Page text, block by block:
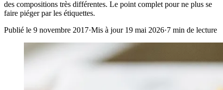
des compositions très différentes. Le point complet pour ne plus se
faire piéger par les étiquettes.
Publié le 9 novembre 2017·Mis à jour 19 mai 2026·7 min de lecture